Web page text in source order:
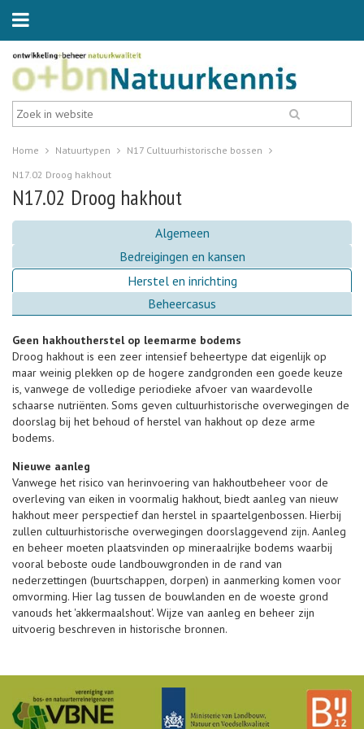
Home Natuurtypen
N17 Cultuurhistorische bossen
N17.02 Droog hakhout
N17.02 Droog hakhout
Algemeen
Bedreigingen en kansen
Herstel en inrichting
Beheercasus
Geen hakhoutherstel op leemarme bodems
Droog hakhout is een zeer intensief beheertype dat eigenlijk op
maar weinig plekken op de hogere zandgronden een goede keuze
is, vanwege de volledige periodieke afvoer van waardevolle
schaarse nutriënten. Soms geven cultuurhistorische overwegingen de
doorslag bij het behoud of herstel van hakhout op deze arme
bodems.
Nieuwe aanleg
Vanwege het risico van herinvoering van hakhoutbeheer voor de
overleving van eiken in voormalig hakhout, biedt aanleg van nieuw
hakhout meer perspectief dan herstel in spaartelgenbossen. Hierbij
zullen cultuurhistorische overwegingen doorslaggevend zijn. Aanleg
en beheer moeten plaatsvinden op mineraalrijke bodems waarbij
vooral beboste oude landbouwgronden in de rand van
nederzettingen (buurtschappen, dorpen) in aanmerking komen voor
omvorming. Hier lag tussen de bouwlanden en de woeste grond
vanouds het 'akkermaalshout'. Wijze van aanleg en beheer zijn
uitvoerig beschreven in historische bronnen.